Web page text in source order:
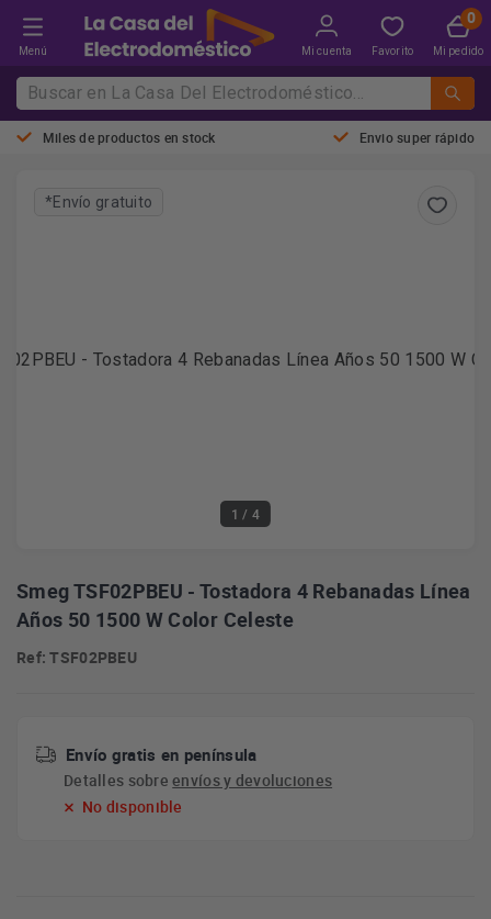
Menú Mi cuenta Favorito Mi pedido
Miles de productos en stock Envio super rápido
1 / 4
*Envío gratuito
Smeg TSF02PBEU - Tostadora 4 Rebanadas Línea
Años 50 1500 W Color Celeste
Ref: TSF02PBEU
Envío gratis en península
Detalles sobreenvíos y devoluciones
No disponible